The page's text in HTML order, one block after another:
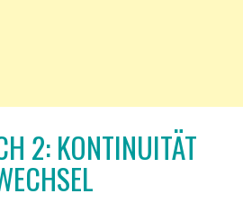
2: KONTINUITÄT